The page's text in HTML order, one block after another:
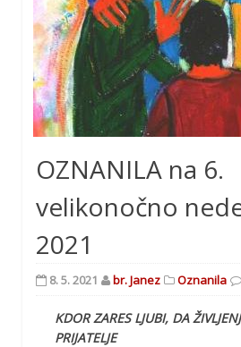
OZNANILA na 6.
velikonočno
2021
8. 5. 2021 br. Janez Oznanila
KDOR ZARES LJUBI, DA
PRIJATELJE